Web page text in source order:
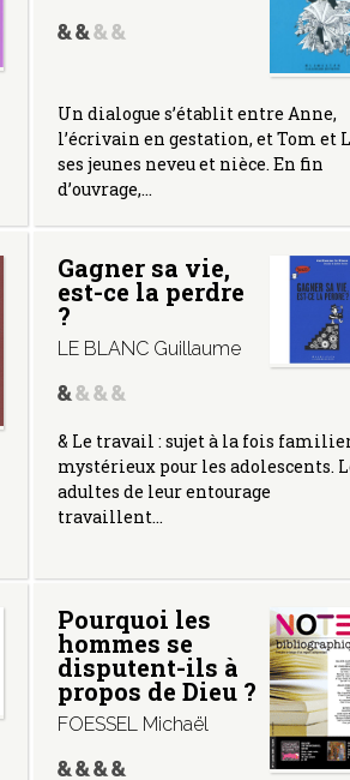
Un dialogue s’établit entre Anne,
l’écrivain en gestation, et Tom et
ses jeunes neveu et nièce. En fin
d’ouvrage,…
Gagner sa vie,
est-ce la perdre
?
LE BLANC Guillaume
& Le travail : sujet à la fois
mystérieux pour les adolescents.
adultes de leur entourage
travaillent…
Pourquoi les
hommes se
disputent-ils à
propos de Dieu ?
FOESSEL Michaël